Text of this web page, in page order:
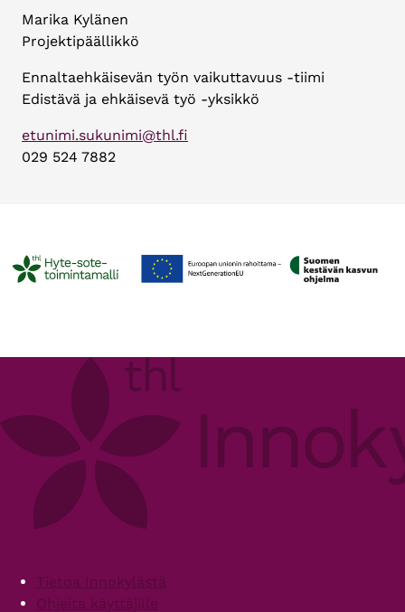
Marika Kylänen
Projektipäällikkö
Ennaltaehkäisevän työn vaikuttavuus -tiimi
Edistävä ja ehkäisevä työ -yksikkö
etunimi.sukunimi@thl.fi
029 524 7882
FooterTietoa Innokylästä
Ohjeita käyttäjille